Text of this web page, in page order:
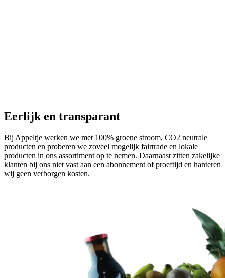
Eerlijk en transparant
Bij Appeltje werken we met 100% groene stroom, CO2 neutrale
producten en proberen we zoveel mogelijk fairtrade en lokale
producten in ons assortiment op te nemen. Daarnaast zitten zakelijke
klanten bij ons niet vast aan een abonnement of proeftijd en hanteren
wij geen verborgen kosten.